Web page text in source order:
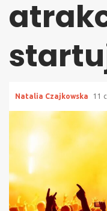
Natalia Czajkowska 11